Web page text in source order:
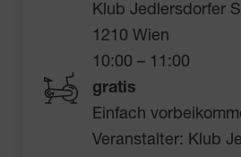
Klub Jedlersdorfer
1210 Wien
10:00 – 11:00
gratis
Einfach
Veranstalter: Klub